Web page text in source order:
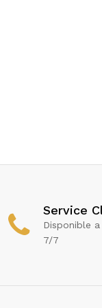
Service
Disponible
7/7